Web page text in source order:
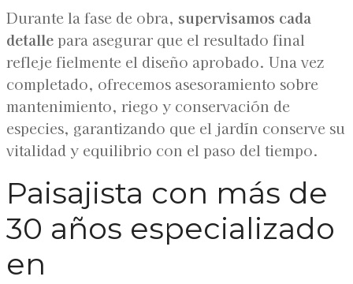
Durante la fase de obra, supervisamos cada
detallepara asegurar que el resultado final
refleje fielmente el diseño aprobado. Una vez
completado, ofrecemos asesoramiento sobre
mantenimiento, riego y conservación de
especies, garantizando que el jardín conserve su
vitalidad y equilibrio con el paso del tiempo.
Paisajista con más de
30 años especializado
en